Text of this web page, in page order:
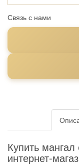
Связь с нами
Купить
интернет-